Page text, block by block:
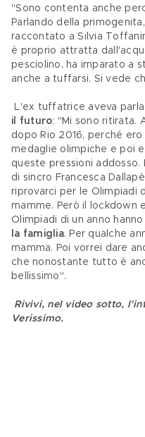
"Sono contenta anche
Parlando della
raccontato a Silvia
è proprio attratta
pesciolino, ha imparato a
anche a tuffarsi. Si vede
L'ex tuffatrice aveva
il futuro: "Mi sono ritirata.
dopo Rio 2016, perché
medaglie olimpiche e poi
queste pressioni addosso.
di sincro Francesca
riprovarci per le Olimpiadi
mamme. Però il lockdown
Olimpiadi di un anno
la famiglia. Per qualche
mamma. Poi vorrei dare
che nonostante tutto è
bellissimo".
Rivivi, nel video sotto,
Verissimo.